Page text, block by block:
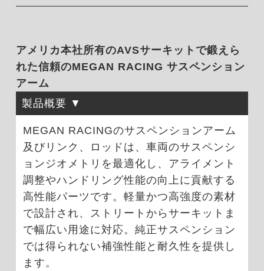
アメリカ本社所有のAVSサーキットで鍛えら
れた信頼のMEGAN RACING サスペンション
アーム
製品概要
MEGAN RACINGのサスペンションアーム
及びリンク、ロッドは、車両のサスペンシ
ョンジオメトリを最適化し、アライメント
調整やハンドリング性能の向上に貢献する
高性能パーツです。軽量かつ高強度の素材
で設計され、ストリートからサーキットま
で幅広い用途に対応。純正サスペンション
では得られない補強性能と耐久性を提供し
ます。